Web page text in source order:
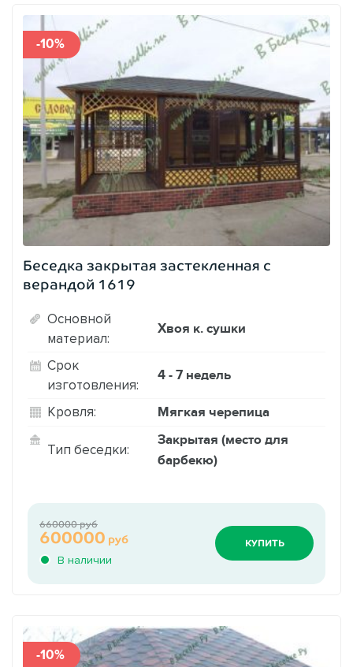
-10%
Беседка закрытая застекленная с
верандой 1619
Основной
материал:
Хвоя к. сушки
Срок
изготовления:
4 - 7 недель
Кровля: Мягкая черепица
Тип беседки:
Закрытая (место для
барбекю)
В наличии
600000 руб
660000 руб
КУПИТЬ
-10%